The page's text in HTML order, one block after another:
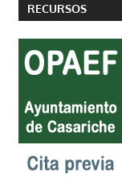
RECURSOS